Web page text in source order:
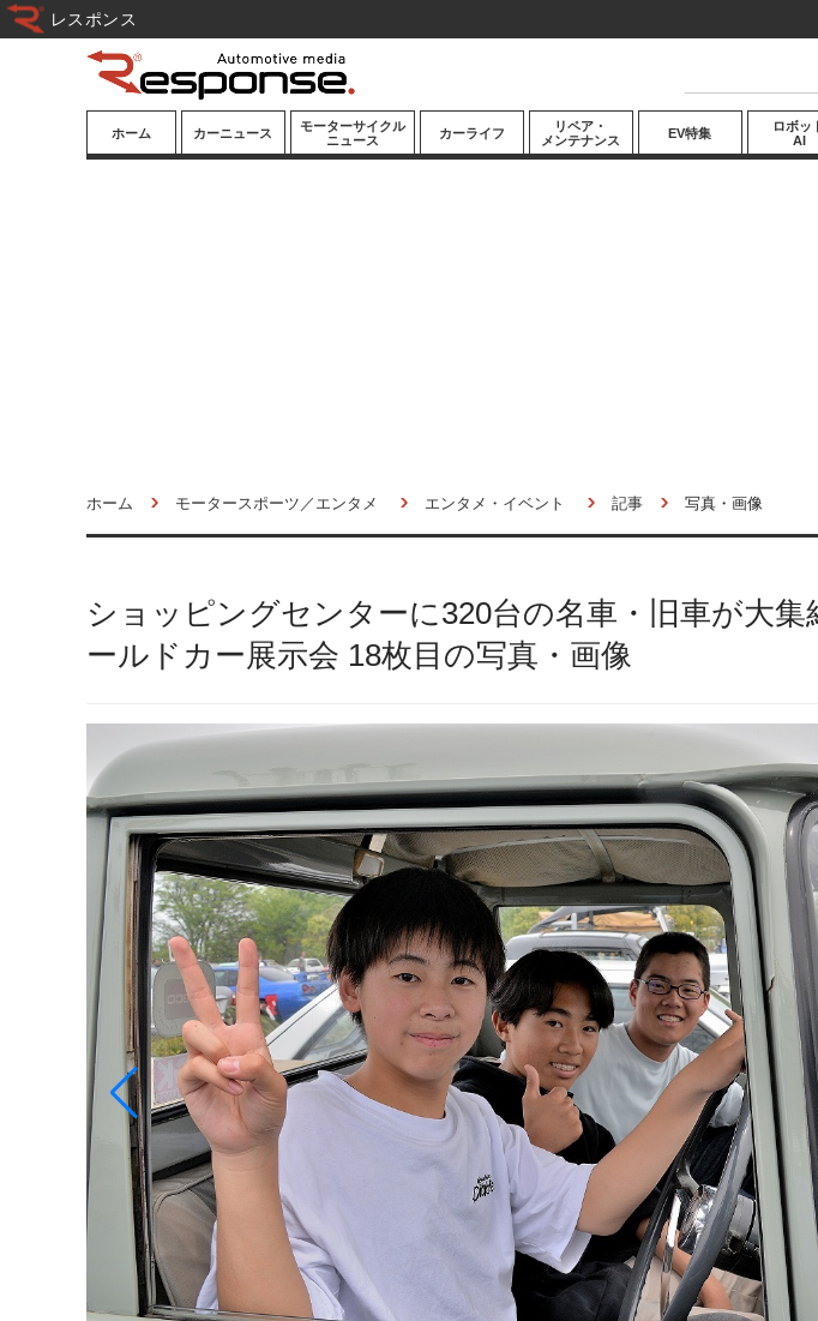
ホーム カーニュース
モーターサイクル
ニュース
カーライフ
リペア・
メンテナンス
EV特集
ロボッ
AI
ホーム モータースポーツ／エンタメ エンタメ・イベント 記事 写真・画像
ショッピングセンターに320台の名車・旧車が大
ールドカー展示会 18枚目の写真・画像
レスポンス